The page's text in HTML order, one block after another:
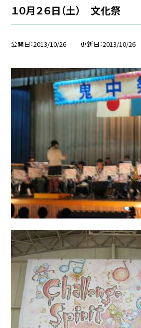
１０月２６日（土） 文化祭
公開日 2013/10/26 更新日 2013/10/26